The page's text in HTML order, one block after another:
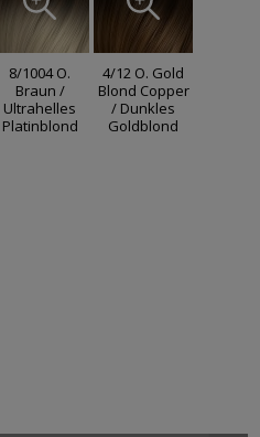
8/1004 O.
Braun /
Ultrahelles
Platinblond
4/12 O. Gold
Blond Copper
/ Dunkles
Goldblond